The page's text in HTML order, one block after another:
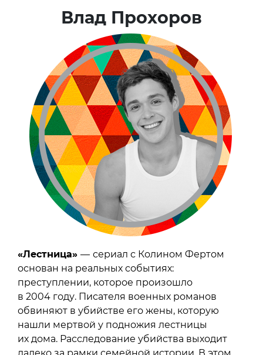
Влад Прохоров
«Лестница» — сериал с Колином Фертом
основан на реальных событиях:
преступлении, которое произошло
в 2004 году. Писателя военных романов
обвиняют в убийстве его жены, которую
нашли мертвой у подножия лестницы
их дома. Расследование убийства выходит